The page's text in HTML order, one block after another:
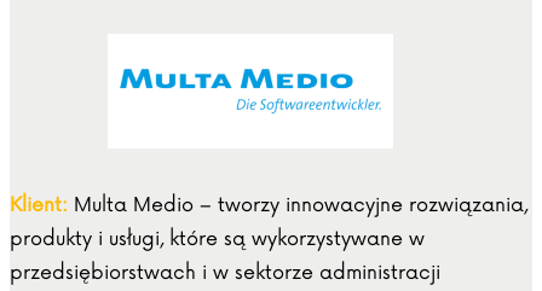
Klient: Multa Medio – tworzy innowacyjne rozwiązania,
produkty i usługi, które są wykorzystywane w
przedsiębiorstwach i w sektorze administracji